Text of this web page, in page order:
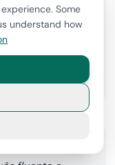
Some
understand how